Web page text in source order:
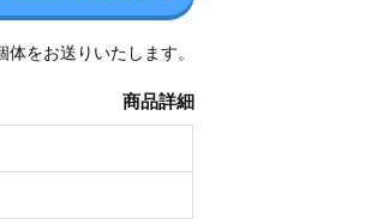
体をお送りいたします。
商品詳細